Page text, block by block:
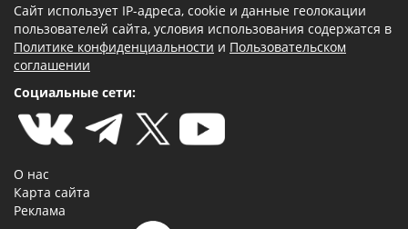
Сайт использует IP-адреса, cookie и данные геолокации
пользователей сайта, условия использования содержатся в
Политике конфиденциальности и Пользовательском
соглашении
Социальные сети:
О нас
Карта сайта
Реклама